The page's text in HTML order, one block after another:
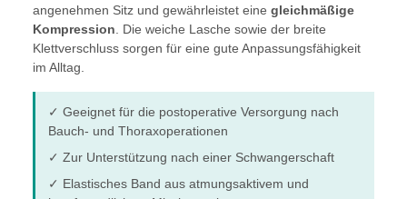
angenehmen Sitz und gewährleistet eine gleichmäßige
Kompression . Die weiche Lasche sowie der breite
Klettverschluss sorgen für eine gute Anpassungsfähigkeit
im Alltag.
✓ Geeignet für die postoperative Versorgung nach
Bauch- und Thoraxoperationen
✓ Zur Unterstützung nach einer Schwangerschaft
✓ Elastisches Band aus atmungsaktivem und